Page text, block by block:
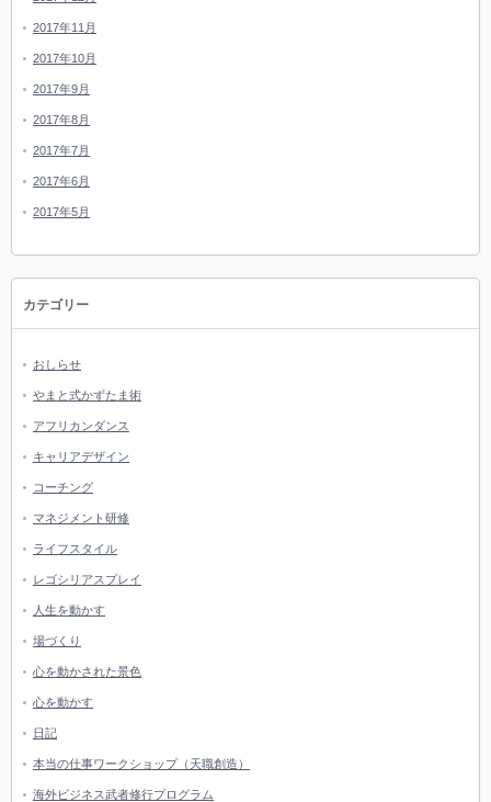
2017年11月
2017年10月
2017年9月
2017年8月
2017年7月
2017年6月
2017年5月
カテゴリー
おしらせ
やまと式かずたま術
アフリカンダンス
キャリアデザイン
コーチング
マネジメント研修
ライフスタイル
レゴシリアスプレイ
人生を動かす
場づくり
心を動かされた景色
心を動かす
日記
本当の仕事ワークショップ（天職創造）
海外ビジネス武者修行プログラム